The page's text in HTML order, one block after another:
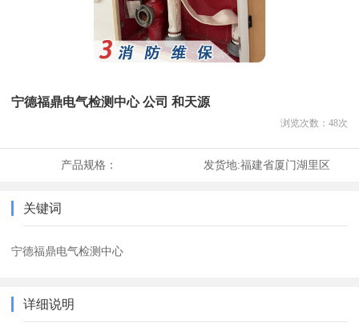
宁德福鼎电气检测中心 公司 和天源
浏览次数： 48次
产品规格： 发货地:福建省厦门湖里区
关键词
宁德福鼎电气检测中心
详细说明